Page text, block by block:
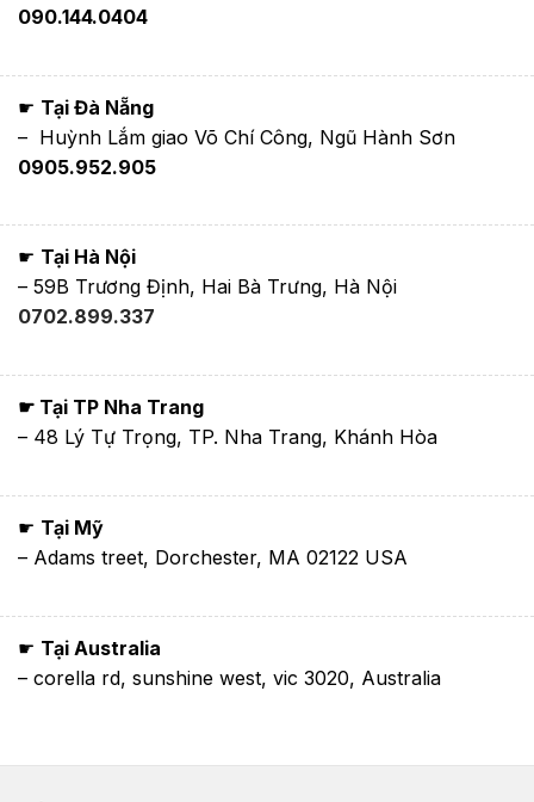
090.144.0404
☛ Tại Đà Nẵng
– Huỳnh Lắm giao Võ Chí Công, Ngũ Hành Sơn
0905.952.905
☛ Tại Hà Nội
– 59B Trương Định, Hai Bà Trưng, Hà Nội
0702.899.337
☛ Tại TP Nha Trang
– 48 Lý Tự Trọng, TP. Nha Trang, Khánh Hòa
☛ Tại Mỹ
– Adams treet, Dorchester, MA 02122 USA
☛ Tại Australia
– corella rd, sunshine west, vic 3020, Australia